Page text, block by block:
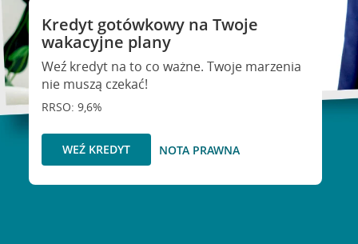
Kredyt gotówkowy na Twoje
wakacyjne plany
Weź kredyt na to co ważne. Twoje marzenia
nie muszą czekać!
RRSO: 9,6%
WEŹ KREDYT NOTA PRAWNA